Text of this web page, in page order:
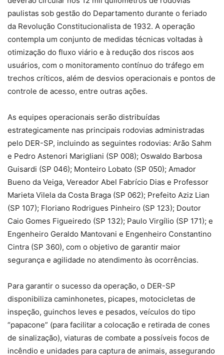
paulistas sob gestão do Departamento durante o feriado
da Revolução Constitucionalista de 1932. A operação
contempla um conjunto de medidas técnicas voltadas à
otimização do fluxo viário e à redução dos riscos aos
usuários, com o monitoramento contínuo do tráfego em
trechos críticos, além de desvios operacionais e pontos de
controle de acesso, entre outras ações.
As equipes operacionais serão distribuídas
estrategicamente nas principais rodovias administradas
pelo DER-SP, incluindo as seguintes rodovias: Arão Sahm
e Pedro Astenori Marigliani (SP 008); Oswaldo Barbosa
Guisardi (SP 046); Monteiro Lobato (SP 050); Amador
Bueno da Veiga, Vereador Abel Fabrício Dias e Professor
Marieta Vilela da Costa Braga (SP 062); Prefeito Aziz Lian
(SP 107); Floriano Rodrigues Pinheiro (SP 123); Doutor
Caio Gomes Figueiredo (SP 132); Paulo Virgílio (SP 171); e
Engenheiro Geraldo Mantovani e Engenheiro Constantino
Cintra (SP 360), com o objetivo de garantir maior
segurança e agilidade no atendimento às ocorrências.
Para garantir o sucesso da operação, o DER-SP
disponibiliza caminhonetes, picapes, motocicletas de
inspeção, guinchos leves e pesados, veículos do tipo
“papacone” (para facilitar a colocação e retirada de cones
de sinalização), viaturas de combate a possíveis focos de
incêndio e unidades para captura de animais, assegurando